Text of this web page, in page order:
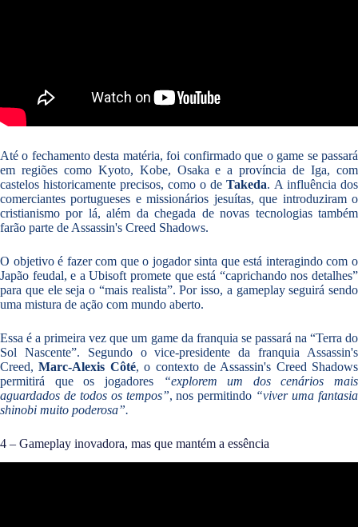
Até o fechamento desta matéria, foi confirmado que o game se passará
em regiões como Kyoto, Kobe, Osaka e a província de Iga, com
castelos historicamente precisos, como o de Takeda. A influência dos
comerciantes portugueses e missionários jesuítas, que introduziram o
cristianismo por lá, além da chegada de novas tecnologias também
farão parte de Assassin's Creed Shadows.
O objetivo é fazer com que o jogador sinta que está interagindo com o
Japão feudal, e a Ubisoft promete que está “caprichando nos detalhes”
para que ele seja o “mais realista”. Por isso, a gameplay seguirá sendo
uma mistura de ação com mundo aberto.
Essa é a primeira vez que um game da franquia se passará na “Terra do
Sol Nascente”. Segundo o vice-presidente da franquia Assassin's
Creed,Marc-Alexis Côté, o contexto de Assassin's Creed Shadows
permitirá que os jogadores“explorem um dos cenários mais
aguardados de todos os tempos”, nos permitindo “viver uma fantasia
shinobi muito poderosa”.
4 – Gameplay inovadora, mas que mantém a essência